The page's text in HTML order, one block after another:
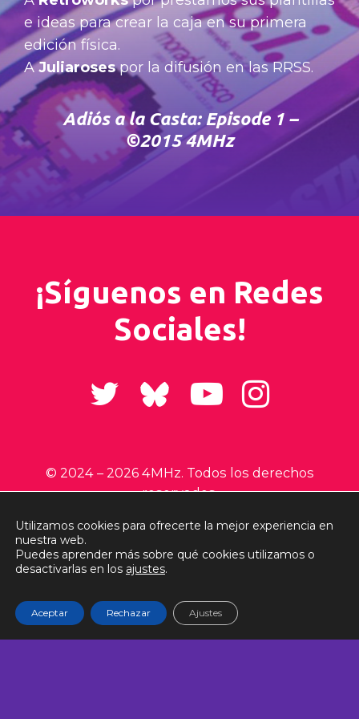
e ideas para crear la caja en su primera
edición física.
AJuliarosespor la difusión en las RRSS.
Adiós a la Casta: Episode 1 –
©20154MHz
¡Síguenos en Redes
Sociales!
© 2024 – 2026 4MHz. Todos los derechos
reservados.
Aviso Legal
Politica de Privacidad
Envíos y Devoluciones
Derecho de Desistimiento
Utilizamos cookies para ofrecerte la mejor experiencia en
nuestra web.
Puedes aprender más sobre qué cookies utilizamos o
desactivarlas en los ajustes.
Aceptar Rechazar Ajustes